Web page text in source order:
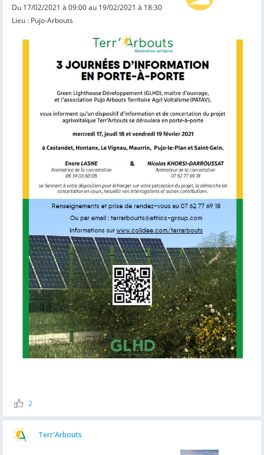
Du 17/02/2021 à 09:00 au 19/02/2021 à 18:30
Lieu : Pujo-Arbouts
2
Terr'Arbouts